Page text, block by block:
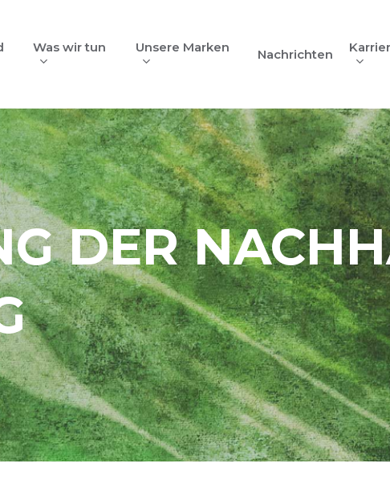
Was wir tun Unsere Marken Nachrichten
DER